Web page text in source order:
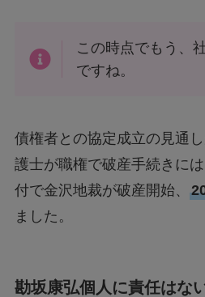
この時点でもう、
ですね。
債権者との協定成立の見通
護士が職権で破産手続きに
付で金沢地裁が破産開始、
ました。
勘坂康弘個人に責任はな